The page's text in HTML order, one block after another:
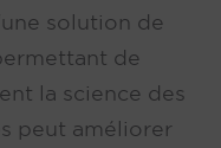
solution de
de
la science des
peut améliorer